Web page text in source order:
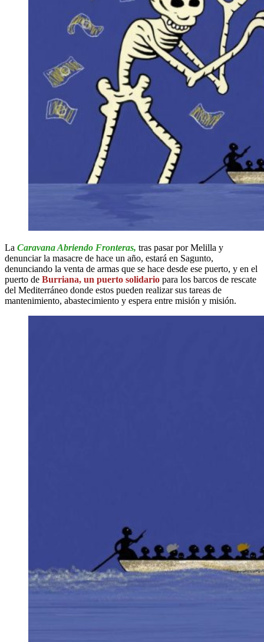
La Caravana Abriendo Fronteras, tras pasar por Melilla y
denunciar la masacre de hace un año, estará en Sagunto,
denunciando la venta de armas que se hace desde ese puerto, y en el
puerto de Burriana, un puerto solidario para los barcos de rescate
del Mediterráneo donde estos pueden realizar sus tareas de
mantenimiento, abastecimiento y espera entre misión y misión.